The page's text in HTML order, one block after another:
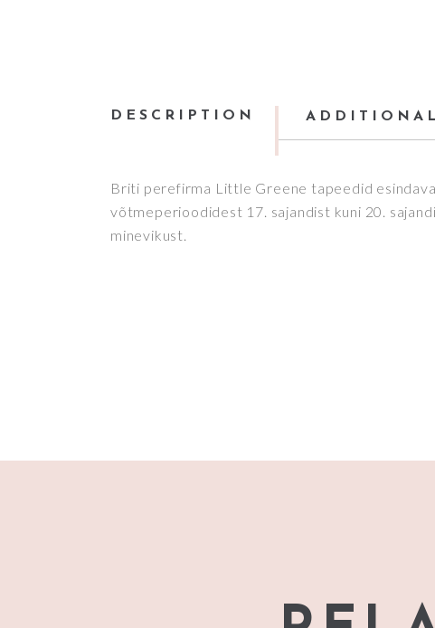
DESCRIPTION
Briti perefirma Little Greene tapeedid
võtmeperioodidest 17. sajandist kuni 20.
minevikust.